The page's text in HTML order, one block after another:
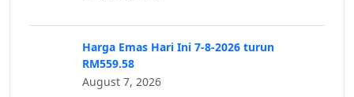
Harga Emas Hari Ini 7-8-2026 turun
RM559.58
August 7, 2026